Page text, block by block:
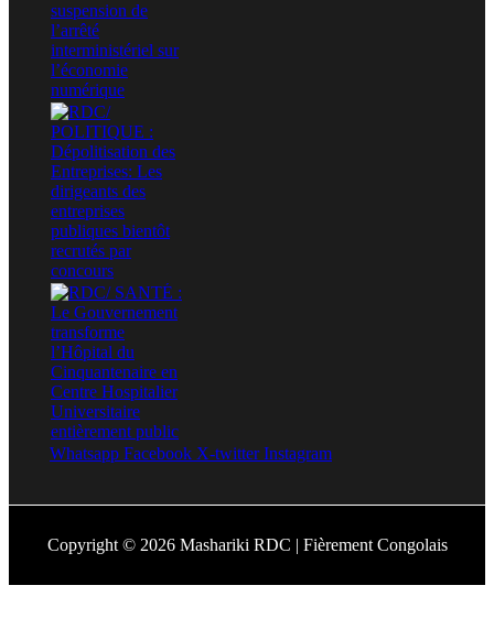
Whatsapp Facebook X-twitter Instagram
Copyright © 2026 Mashariki RDC | Fièrement Congolais